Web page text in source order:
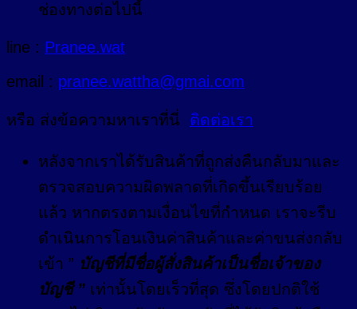
ช่องทางต่อไปนี้
line : Pranee.wat
email : pranee.wattha@gmai.com
หรือ ส่งข้อความหาเราที่นี่ ติดต่อเรา
หลังจากเราได้รับสินค้าที่ถูกส่งคืนกลับมาและ
ตรวจสอบความผิดพลาดที่เกิดขึ้นเรียบร้อย
แล้ว หากตรงตามเงื่อนไขที่กำหนด เราจะรีบ
ดำเนินการโอนเงินค่าสินค้าและค่าขนส่งกลับ
เข้า ” บัญชีที่มีชื่อผู้สั่งสินค้าเป็นชื่อเจ้าของ
บัญชี ” เท่านั้นโดยเร็วที่สุด ซึ่งโดยปกติใช้